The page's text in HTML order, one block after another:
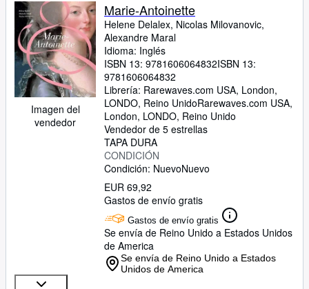
Imagen del
vendedor
Marie-Antoinette
Helene Delalex, Nicolas Milovanovic,
Alexandre Maral
Idioma: Inglés
ISBN 13: 9781606064832ISBN 13:
9781606064832
Librería: Rarewaves.com USA, London,
LONDO, Reino UnidoRarewaves.com USA,
London, LONDO, Reino Unido
Vendedor de 5 estrellas
TAPA DURA
CONDICIÓN
Condición: NuevoNuevo
EUR 69,92
Gastos de envío gratis
Gastos de envío gratis
Se envía de Reino Unido a Estados Unidos
de America
Se envía de Reino Unido a Estados
Unidos de America